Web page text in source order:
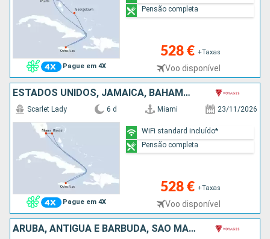
Pague em 4X
528 € +Taxas
Voo disponível
Pensão completa
ESTADOS UNIDOS, JAMAICA, BAHAMAS
Pague em 4X
Scarlet Lady 6 d Miami 23/11/2026
528 € +Taxas
Voo disponível
WiFi standard incluído*
Pensão completa
ARUBA, ANTÍGUA E BARBUDA, SÃO MARTINHO, PORTO RICO